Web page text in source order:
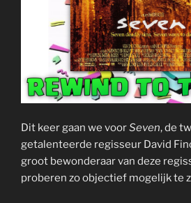
Dit keer gaan we voorSeven, de
getalenteerde regisseur David
groot bewonderaar van deze
proberen zo objectief mogelijk te